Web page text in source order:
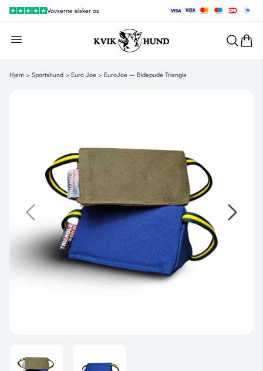
Vovserne elsker os
Hjem > Sportshund > Euro Joe > EuroJoe – Bidepude Triangle